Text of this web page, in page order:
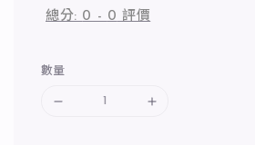
總分: 0 - 0 評價
數量